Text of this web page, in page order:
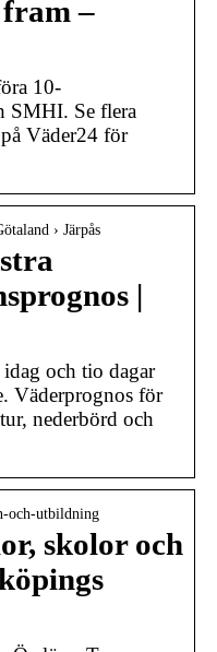
–
10-
SMHI. Se flera
Väder24 för
› Järpås
|
idag och tio dagar
Väderprognos för
nederbörd och
och-utbildning
skolor och